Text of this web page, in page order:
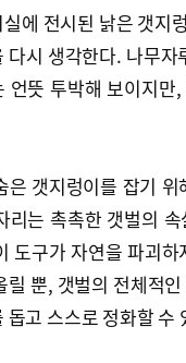
에 전시된 낡은 갯지
다시 생각한다. 나무
언뜻 투박해 보이지
은 갯지렁이를 잡기
리는 촉촉한 갯벌의
도구가 자연을 파괴
릴 뿐, 갯벌의 전체적
돕고 스스로 정화할 수